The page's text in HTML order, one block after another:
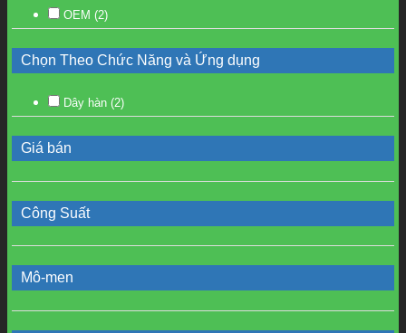
OEM (2)
Chọn Theo Chức Năng và Ứng dụng
Dây hàn (2)
Giá bán
Công Suất
Mô-men